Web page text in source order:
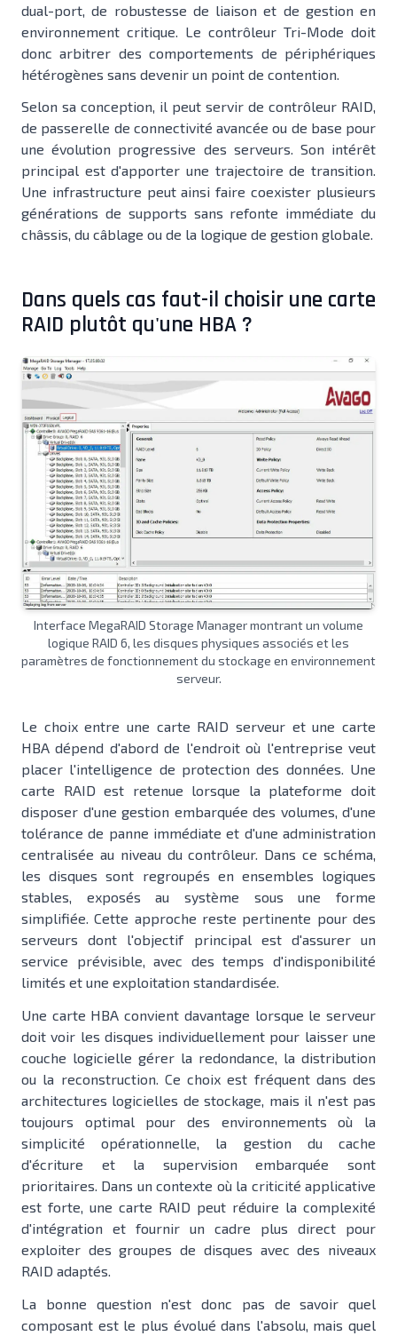
dual-port, de robustesse de liaison et de gestion en
environnement critique. Le contrôleur Tri-Mode doit
donc arbitrer des comportements de périphériques
hétérogènes sans devenir un point de contention.
Selon sa conception, il peut servir de contrôleur RAID,
de passerelle de connectivité avancée ou de base pour
une évolution progressive des serveurs. Son intérêt
principal est d'apporter une trajectoire de transition.
Une infrastructure peut ainsi faire coexister plusieurs
générations de supports sans refonte immédiate du
châssis, du câblage ou de la logique de gestion globale.
Dans quels cas faut-il choisir une carte
RAID plutôt qu'une HBA ?
Interface MegaRAID Storage Manager montrant un volume
logique RAID 6, les disques physiques associés et les
paramètres de fonctionnement du stockage en environnement
serveur.
Le choix entre une carte RAID serveur et une carte
HBA dépend d'abord de l'endroit où l'entreprise veut
placer l'intelligence de protection des données. Une
carte RAID est retenue lorsque la plateforme doit
disposer d'une gestion embarquée des volumes, d'une
tolérance de panne immédiate et d'une administration
centralisée au niveau du contrôleur. Dans ce schéma,
les disques sont regroupés en ensembles logiques
stables, exposés au système sous une forme
simplifiée. Cette approche reste pertinente pour des
serveurs dont l'objectif principal est d'assurer un
service prévisible, avec des temps d'indisponibilité
limités et une exploitation standardisée.
Une carte HBA convient davantage lorsque le serveur
doit voir les disques individuellement pour laisser une
couche logicielle gérer la redondance, la distribution
ou la reconstruction. Ce choix est fréquent dans des
architectures logicielles de stockage, mais il n'est pas
toujours optimal pour des environnements où la
simplicité opérationnelle, la gestion du cache
d'écriture et la supervision embarquée sont
prioritaires. Dans un contexte où la criticité applicative
est forte, une carte RAID peut réduire la complexité
d'intégration et fournir un cadre plus direct pour
exploiter des groupes de disques avec des niveaux
RAID adaptés.
La bonne question n'est donc pas de savoir quel
composant est le plus évolué dans l'absolu, mais quel